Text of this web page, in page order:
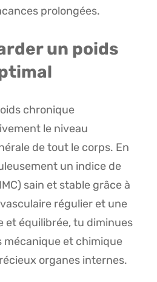
prolongées.
un poids
chronique
le niveau
de tout le corps. En
un indice de
sain et stable grâce à
régulier et une
et équilibrée, tu diminues
mécanique et chimique
organes internes.